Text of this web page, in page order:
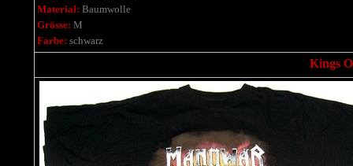
Material: Baumwolle
Grösse: M
Farbe: schwarz
Kings